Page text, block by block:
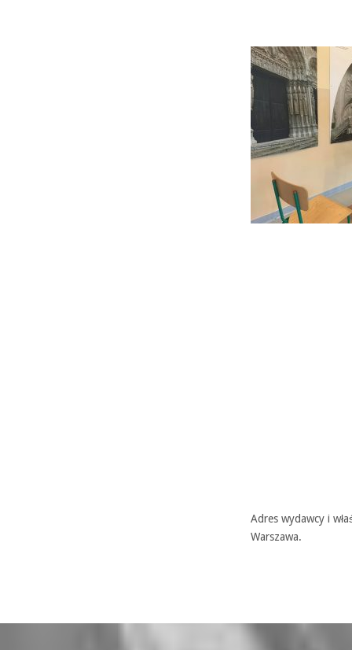
Adres wydawcy i
Warszawa.